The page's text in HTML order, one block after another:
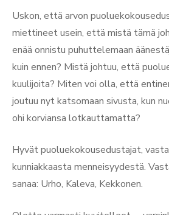
Uskon, että arvon
miettineet usein, että mistä tämä
enää onnistu puhuttelemaan
kuin ennen? Mistä johtuu, että
kuulijoita? Miten voi olla, että
joutuu nyt katsomaan sivusta, kun
ohi korviansa lotkauttamatta?
Hyvät puoluekokousedustajat,
kunniakkaasta menneisyydestä.
sanaa: Urho, Kaleva, Kekkonen.